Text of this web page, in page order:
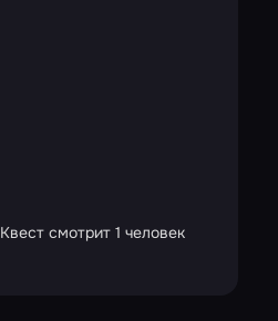
Квест смотрит 1 человек